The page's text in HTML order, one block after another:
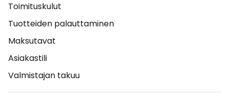
Toimituskulut
Tuotteiden palauttaminen
Maksutavat
Asiakastili
Valmistajan takuu